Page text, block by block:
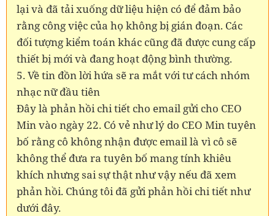
lại và đã tải xuống dữ liệu hiện có để đảm bảo
rằng công việc của họ không bị gián đoạn. Các
đối tượng kiểm toán khác cũng đã được cung cấp
thiết bị mới và đang hoạt động bình thường.
5. Về tin đồn lời hứa sẽ ra mắt với tư cách nhóm
nhạc nữ đầu tiên
Đây là phản hồi chi tiết cho email gửi cho CEO
Min vào ngày 22. Có vẻ như lý do CEO Min tuyên
bố rằng cô không nhận được email là vì cô sẽ
không thể đưa ra tuyên bố mang tính khiêu
khích nhưng sai sự thật như vậy nếu đã xem
phản hồi. Chúng tôi đã gửi phản hồi chi tiết như
dưới đây.